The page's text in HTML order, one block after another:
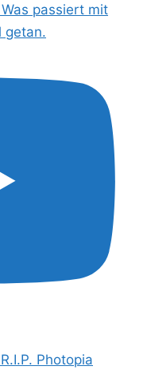
passiert mit
getan.
Photopia